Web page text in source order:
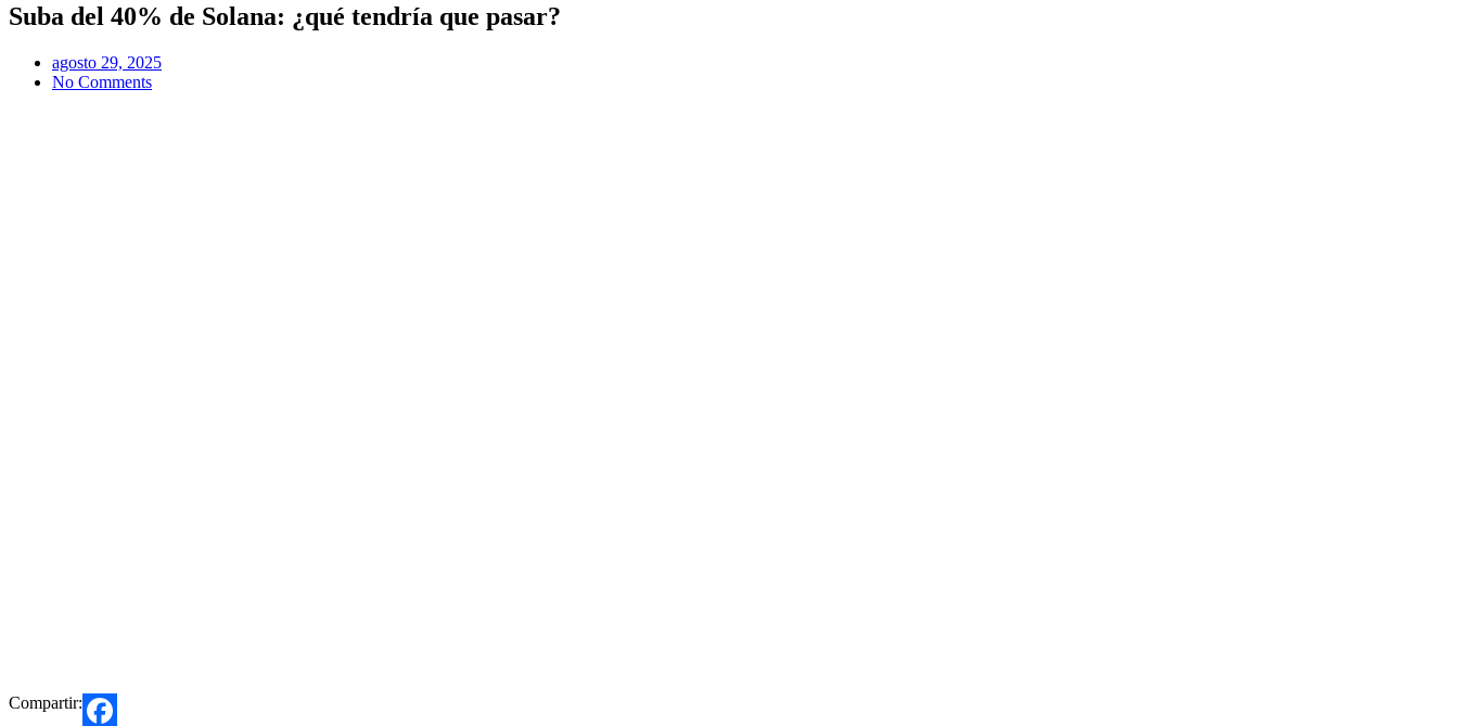
Suba del 40% de Solana: ¿qué tendría que pasar?
agosto 29, 2025
No Comments
Compartir: